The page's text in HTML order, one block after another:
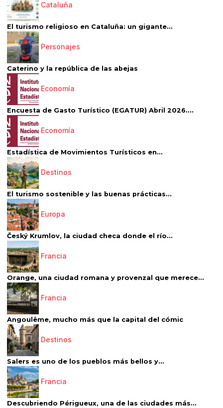
Cataluña
El turismo religioso en Cataluña: un gigante...
Personajes
Caterino y la república de las abejas
Economía
Encuesta de Gasto Turístico (EGATUR) Abril 2026....
Economía
Estadística de Movimientos Turísticos en...
Destinos
El turismo sostenible y las buenas prácticas...
Europa
Český Krumlov, la ciudad checa donde el río...
Francia
Orange, una ciudad romana y provenzal que merece...
Francia
Angoulême, mucho más que la capital del cómic
Destinos
Salers es uno de los pueblos más bellos y...
Francia
Descubriendo Périgueux, una de las ciudades más...